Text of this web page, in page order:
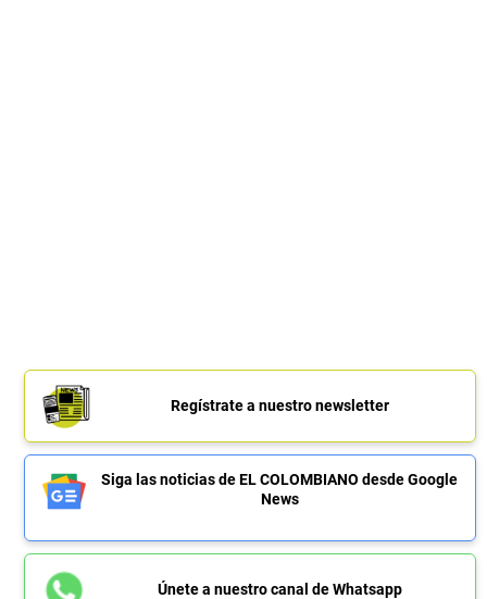
Regístrate a nuestro newsletter
Siga las noticias de EL COLOMBIANO desde Google
News
Únete a nuestro canal de Whatsapp